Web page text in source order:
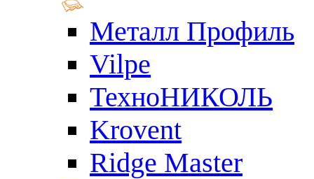
Металл Профиль
Vilpe
ТехноНИКОЛЬ
Krovent
Ridge Master